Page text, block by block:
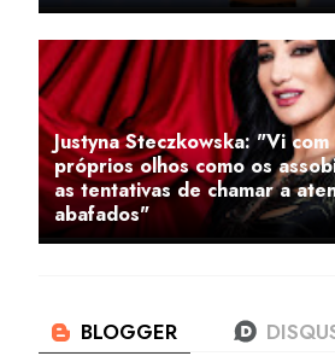
Justyna Steczkowska: "Vi
próprios olhos como os
as tentativas de chamar a
abafados"